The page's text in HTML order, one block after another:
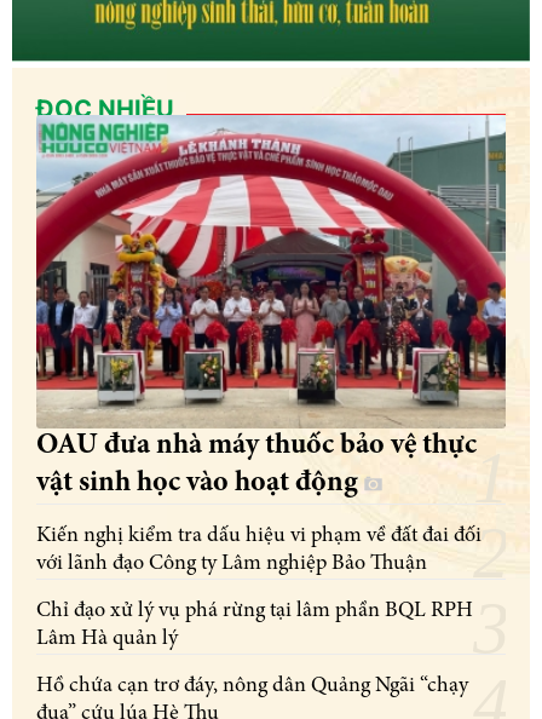
ĐỌC NHIỀU
OAU đưa nhà máy thuốc bảo vệ thực
vật sinh học vào hoạt động
Kiến nghị kiểm tra dấu hiệu vi phạm về đất đai đối
với lãnh đạo Công ty Lâm nghiệp Bảo Thuận
Chỉ đạo xử lý vụ phá rừng tại lâm phần BQL RPH
Lâm Hà quản lý
Hồ chứa cạn trơ đáy, nông dân Quảng Ngãi “chạy
đua” cứu lúa Hè Thu